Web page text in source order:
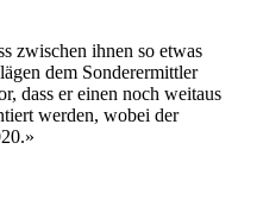
zwischen ihnen so etwas
dem Sonderermittler
dass er einen noch weitaus
werden, wobei der